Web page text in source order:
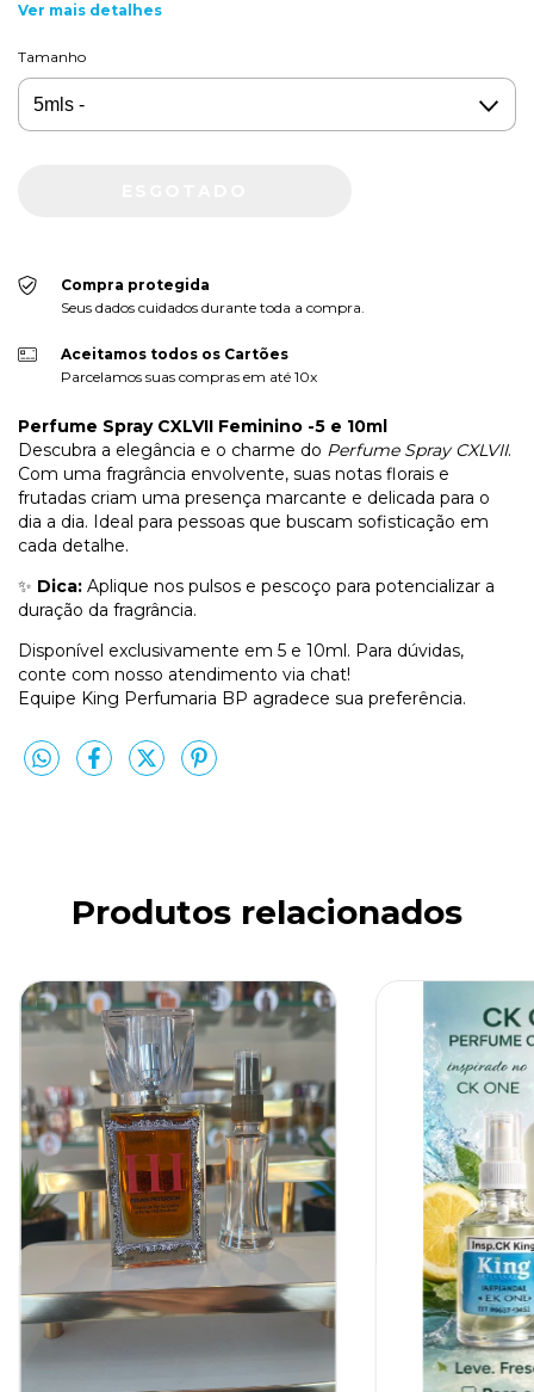
Ver mais detalhes
Tamanho
Compra protegida
Seus dados cuidados durante toda a compra.
Aceitamos todos os Cartões
Parcelamos suas compras em até 10x
Perfume Spray CXLVII Feminino -5 e 10ml
Descubra a elegância e o charme do Perfume Spray CXLVII.
Com uma fragrância envolvente, suas notas florais e
frutadas criam uma presença marcante e delicada para o
dia a dia. Ideal para pessoas que buscam sofisticação em
cada detalhe.
✨ Dica: Aplique nos pulsos e pescoço para potencializar a
duração da fragrância.
Disponível exclusivamente em 5 e 10ml. Para dúvidas,
conte com nosso atendimento via chat!
Equipe King Perfumaria BP agradece sua preferência.
Produtos relacionados